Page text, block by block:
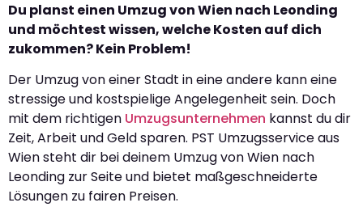
Du planst einen Umzug von Wien nach Leonding
und möchtest wissen, welche Kosten auf dich
zukommen? Kein Problem!
Der Umzug von einer Stadt in eine andere kann eine
stressige und kostspielige Angelegenheit sein. Doch
mit dem richtigen Umzugsunternehmen kannst du dir
Zeit, Arbeit und Geld sparen. PST Umzugsservice aus
Wien steht dir bei deinem Umzug von Wien nach
Leonding zur Seite und bietet maßgeschneiderte
Lösungen zu fairen Preisen.